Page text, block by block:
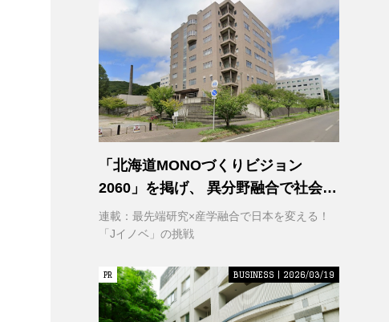
「北海道MONOづくりビジョン
2060」を掲げ、 異分野融合で社会変
革に挑む 室蘭工業大学 クリエイティ
ブコラボレーションセンター
連載：最先端研究×産学融合で日本を変える！
「Jイノベ」の挑戦
PR
PR BUSINESS | 2026/03/19